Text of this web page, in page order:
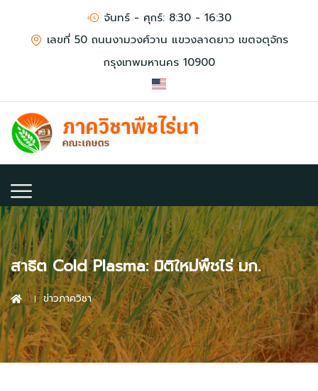
จันทร์ - ศุกร์: 8:30 - 16:30
เลขที่ 50 ถนนงามวงศ์วาน แขวงลาดยาว เขตจตุจักร
กรุงเทพมหานคร 10900
สาธิต Cold Plasma: มิติใหม่พืชไร่ มก.
ข่าวภาควิชา